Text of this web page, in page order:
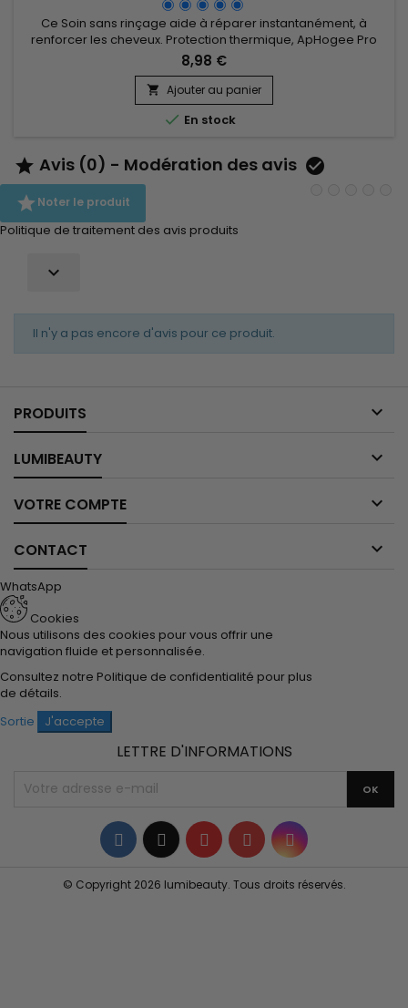
Ce Soin sans rinçage aide à réparer instantanément, à
renforcer les cheveux. Protection thermique, ApHogee Pro
Vitamin Leave-in Conditioner démêle instantanément pour
éviter la casse, transforme les cheveux, les rendant
visiblement plus sains, doux et brillants dès la première
utilisation. Le soin sans rinçage de ApHogee est enrichi en
panthénol et en...
8,98 €
 Ajouter au panier
 En stock
 Avis (0) - Modération des avis 
Noter le produit
Politique de traitement des avis produits

Il n'y a pas encore d'avis pour ce produit.
PRODUITS 
LUMIBEAUTY 
VOTRE COMPTE 
CONTACT 
WhatsApp
Cookies
Nous utilisons des cookies pour vous offrir une
navigation fluide et personnalisée.
Consultez notre Politique de confidentialité pour plus
de détails.
Sortie
J'accepte
LETTRE D'INFORMATIONS
Facebook
TwitterYouTubePinterestInstagram
© Copyright 2026 lumibeauty. Tous droits réservés.